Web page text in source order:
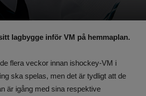
lagbygge inför VM på hemmaplan.
flera veckor innan ishockey-VM i
ska spelas, men det är tydligt att de
är igång med sina respektive